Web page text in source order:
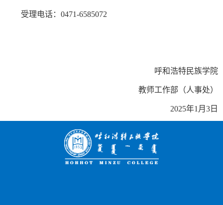
受理电话：0471-6585072
呼和浩特民族学院
教师工作部（人事处）
2025年1月3日